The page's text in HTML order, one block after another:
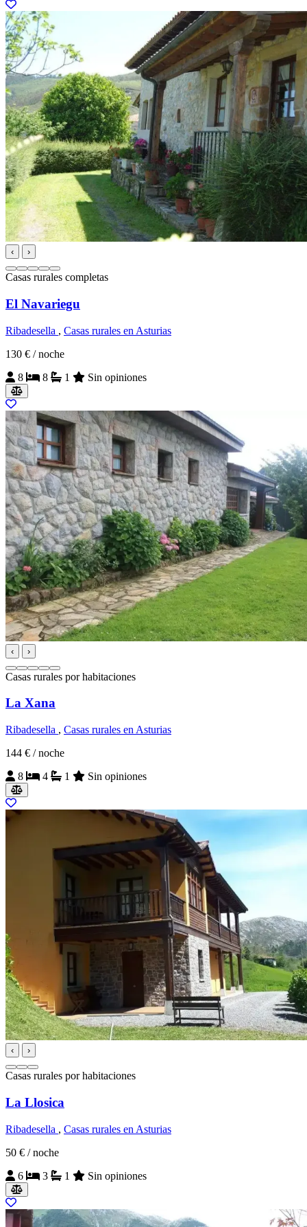
‹ ›
Casas rurales completas
El Navariegu
Ribadesella , Casas rurales en Asturias
130 € / noche
8
8 1 Sin opiniones
‹ ›
Casas rurales por habitaciones
La Xana
Ribadesella , Casas rurales en Asturias
144 € / noche
8
4 1 Sin opiniones
‹ ›
Casas rurales por habitaciones
La Llosica
Ribadesella , Casas rurales en Asturias
50 € / noche
6
3 1 Sin opiniones